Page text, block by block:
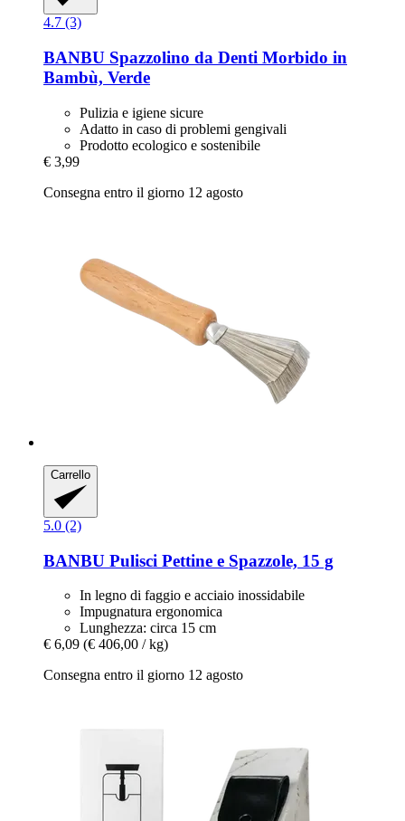
4.7 (3)
BANBU Spazzolino da Denti Morbido in
Bambù, Verde
Pulizia e igiene sicure
Adatto in caso di problemi gengivali
Prodotto ecologico e sostenibile
€ 3,99
Consegna entro il giorno 12 agosto
Carrello
5.0 (2)
BANBU Pulisci Pettine e Spazzole, 15 g
In legno di faggio e acciaio inossidabile
Impugnatura ergonomica
Lunghezza: circa 15 cm
€ 6,09 (€ 406,00 / kg)
Consegna entro il giorno 12 agosto